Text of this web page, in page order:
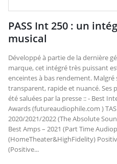
PASS Int 250 : un
musical
Développé à partie de la dernière
marque, cet intégré très puissant
enceintes à bas rendement.
transparent, rapide et nuancé. Ses
été saluées par la presse :: - Best
Awards (futureaudiophile.com ) TAS
2020/2021/2022 (The Absolute
Best Amps – 2021 (Part Time
(HomeTheater&HighFidelity)
(Positive...